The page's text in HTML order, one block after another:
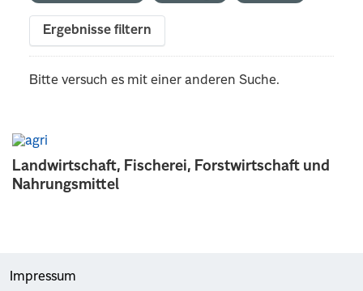
Landwirtschaft, Fischerei, Forstwirtschaft und
Nahrungsmittel
Ergebnisse filtern
Bitte versuch es mit einer anderen Suche.
Impressum